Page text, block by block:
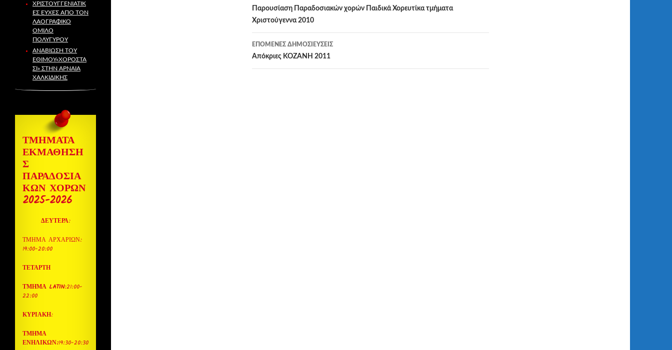
άρθρων
Παρουσίαση Παραδοσιακών χορών Παιδικά Χορευτίκα τμήματα
Χριστούγεννα 2010
ΕΠΌΜΕΝΕΣ ΔΗΜΟΣΙΕΎΣΕΙΣ
Απόκριες ΚΟΖΑΝΗ 2011
ΧΡΙΣΤΟΥΓΓΕΝΙΑΤΙΚ
ΕΣ ΕΥΧΕΣ ΑΠΟ ΤΟΝ
ΛΑΟΓΡΑΦΙΚΌ
ΌΜΙΛΟ
ΠΟΛΥΓΎΡΟΥ
ΑΝΑΒΙΩΣΗ ΤΟΥ
ΕΘΙΜΟΥ«ΧΟΡΟΣΤΆ
ΣΙ» ΣΤΗΝ ΑΡΝΑΙΑ
ΧΑΛΚΙΔΙΚΗΣ
ΤΜΗΜΑΤΑ
ΕΚΜΑΘΗΣΗ
Σ
ΠΑΡΑΔΟΣΙΑ
ΚΩΝ ΧΟΡΩΝ
2025-2026
ΔΕΥΤΕΡΑ:
ΤΜΗΜΑ ΑΡΧΑΡΙΩΝ:
19:00-20:00
ΤΕΤΑΡΤΗ
ΤΜΗΜΑ LATIN:21:00-
22:00
ΚΥΡΙΑΚΗ:
ΤΜΗΜΑ
ΕΝΗΛΙΚΩΝ:19:30-20:30